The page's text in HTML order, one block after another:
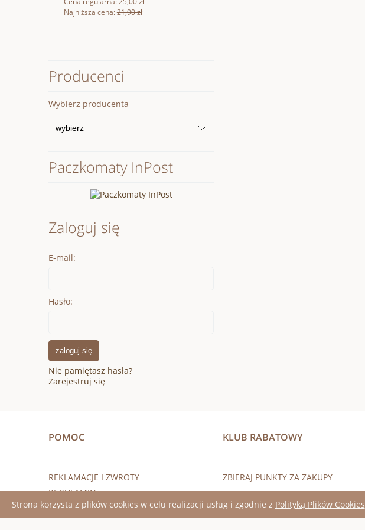
Strona korzysta z plików cookies w celu realizacji usług i zgodnie z Polityką Plików Cookies
Najniższa cena:21,90 zł
Producenci
Wybierz producenta
Paczkomaty InPost
Zaloguj się
E-mail:
Hasło:
zaloguj się
Nie pamiętasz hasła?
Zarejestruj się
POMOC
REKLAMACJE I ZWROTY
REGULAMIN
POLITYKA PRYWATNOŚCI
KLUB RABATOWY
ZBIERAJ PUNKTY ZA ZAKUPY